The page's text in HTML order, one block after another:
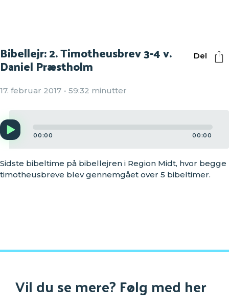
Del
Bibellejr: 2. Timotheusbrev 3-4 v.
Daniel Præstholm
17. februar 2017 - 59:32 minutter
Audio
Player
00:00 00:00
Sidste bibeltime på bibellejren i Region Midt, hvor begge
timotheusbreve blev gennemgået over 5 bibeltimer.
Vil du se mere? Følg med her